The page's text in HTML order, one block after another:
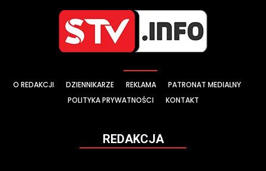
O REDAKCJI DZIENNIKARZE REKLAMA
PATRONAT MEDIALNY
POLITYKA PRYWATNOŚCI
KONTAKT
REDAKCJA